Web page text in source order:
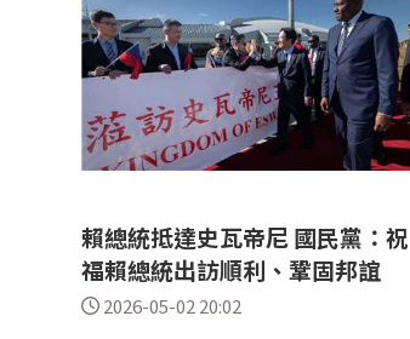
賴總統抵達史瓦帝尼 國民黨：祝
福賴總統出訪順利、鞏固邦誼
2026-05-02 20:02